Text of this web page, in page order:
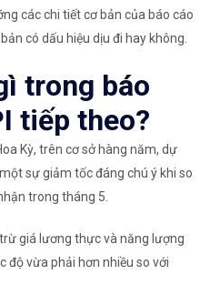
các chi tiết cơ bản của báo cáo
có dấu hiệu dịu đi hay không.
trong báo
tiếp theo?
Kỳ, trên cơ sở hàng năm, dự
sự giảm tốc đáng chú ý khi so
trong tháng 5.
giá lương thực và năng lượng
độ vừa phải hơn nhiều so với